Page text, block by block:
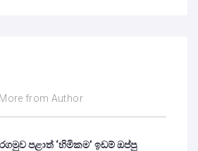
More from Author
පළාත් ‘හිමිකම’ ඉඩම් ඔප්පු